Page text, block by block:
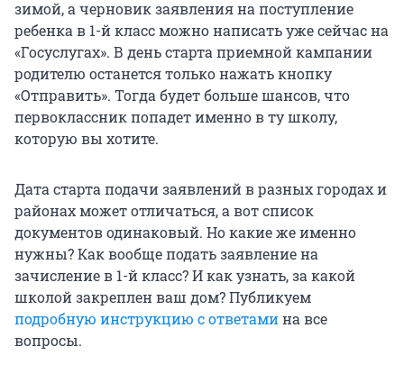
зимой, а черновик заявления на поступление
ребенка в 1-й класс можно написать уже сейчас на
«Госуслугах». В день старта приемной кампании
родителю останется только нажать кнопку
«Отправить». Тогда будет больше шансов, что
первоклассник попадет именно в ту школу,
которую вы хотите.
Дата старта подачи заявлений в разных городах и
районах может отличаться, а вот список
документов одинаковый. Но какие же именно
нужны? Как вообще подать заявление на
зачисление в 1-й класс? И как узнать, за какой
школой закреплен ваш дом? Публикуем
подробную инструкцию с ответамина все
вопросы.